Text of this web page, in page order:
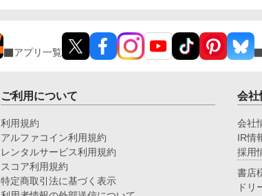
アプリ一覧
ご利用について
利用規約
アルファコイン利用規約
レンタルサービス利用規約
スコア利用規約
特定商取引法に基づく表示
会社
会社
IR情
採用
書店
ドリ